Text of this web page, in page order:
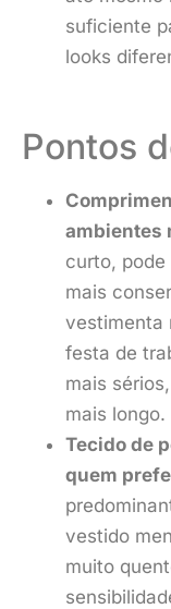
suficiente
looks
Pontos
ambientes
curto, pode
mais
vestimenta
festa de
mais
mais longo.
Tecido de
quem
vestido
muito